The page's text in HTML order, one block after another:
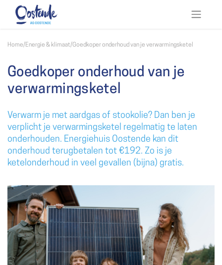
Home/ Energie & klimaat/Goedkoper onderhoud van je verwarmingsketel
Goedkoper onderhoud van je
verwarmingsketel
Verwarm je met aardgas of stookolie? Dan ben je
verplicht je verwarmingsketel regelmatig te laten
onderhouden. Energiehuis Oostende kan dit
onderhoud terugbetalen tot €192. Zo is je
ketelonderhoud in veel gevallen (bijna) gratis.